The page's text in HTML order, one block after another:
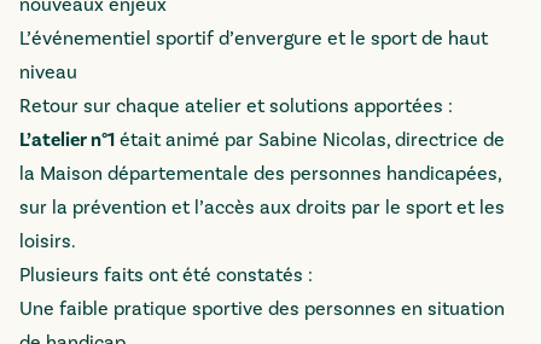
L’événementiel sportif d’envergure et le sport de haut
niveau
Retour sur chaque atelier et solutions apportées :
L’atelier n°1 était animé par Sabine Nicolas, directrice de
la Maison départementale des personnes handicapées,
sur la prévention et l’accès aux droits par le sport et les
loisirs.
Plusieurs faits ont été constatés :
Une faible pratique sportive des personnes en situation